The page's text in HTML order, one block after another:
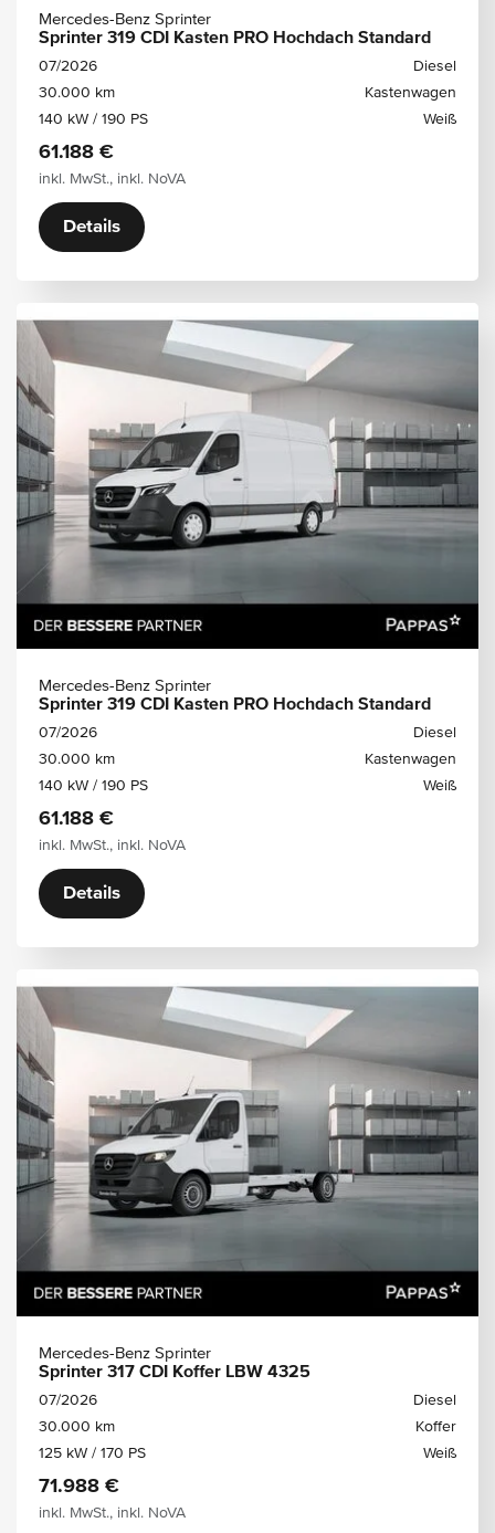
Mercedes-Benz Sprinter
Sprinter 319 CDI Kasten PRO Hochdach Standard
07/2026
Diesel
30.000 km
Kastenwagen
140 kW / 190 PS
Weiß
61.188 €
inkl. MwSt., inkl. NoVA
Details
Mercedes-Benz Sprinter
Sprinter 319 CDI Kasten PRO Hochdach Standard
07/2026
Diesel
30.000 km
Kastenwagen
140 kW / 190 PS
Weiß
61.188 €
inkl. MwSt., inkl. NoVA
Details
Mercedes-Benz Sprinter
Sprinter 317 CDI Koffer LBW 4325
07/2026
Diesel
30.000 km
Koffer
125 kW / 170 PS
Weiß
71.988 €
inkl. MwSt., inkl. NoVA